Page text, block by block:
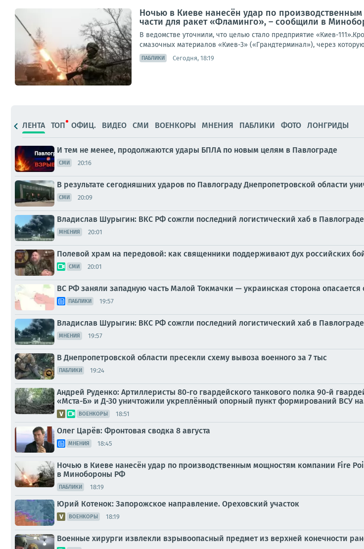
Ночью в Киеве нанесён удар по
части для ракет «Фламинго», – сообщили в
В ведомстве уточнили, что целью стало предприятие «Киев-
смазочных материалов «Киев-3» («Грандтерминал»), через
ПАБЛИКИ Сегодня, 18:19
ЛЕНТА ТОП ОФИЦ. ВИДЕО СМИ ВОЕНКОРЫ МНЕНИЯ ПАБЛИКИ ФОТО ЛОНГРИДЫ
И тем не менее, продолжаются удары БПЛА по новым целям в Павлограде
СМИ 20:16
В результате сегодняшних ударов по Павлограду Днепропетровской области
СМИ 20:09
Владислав Шурыгин: ВКС РФ сожгли последний логистический хаб в Павлограде
МНЕНИЯ 20:01
Полевой храм на передовой: как священники поддерживают дух российских
СМИ 20:01
ВС РФ заняли западную часть Малой Токмачки — украинская сторона опасается
ПАБЛИКИ 19:57
Владислав Шурыгин: ВКС РФ сожгли последний логистический хаб в Павлограде
МНЕНИЯ 19:57
В Днепропетровской области пресекли схему вывоза военного за 7 тыс
ПАБЛИКИ 19:24
Андрей Руденко: Артиллеристы 80-го гвардейского танкового полка 90-й
«Мста-Б» и Д-30 уничтожили укреплённый опорный пункт формирований ВСУ
ВОЕНКОРЫ 18:51
Олег Царёв: Фронтовая сводка 8 августа
МНЕНИЯ 18:45
Ночью в Киеве нанесён удар по производственным мощностям компании Fire
в Минобороны РФ
ПАБЛИКИ 18:19
Юрий Котенок: Запорожское направление. Ореховский участок
ВОЕНКОРЫ 18:19
Военные хирурги извлекли взрывоопасный предмет из верхней конечности